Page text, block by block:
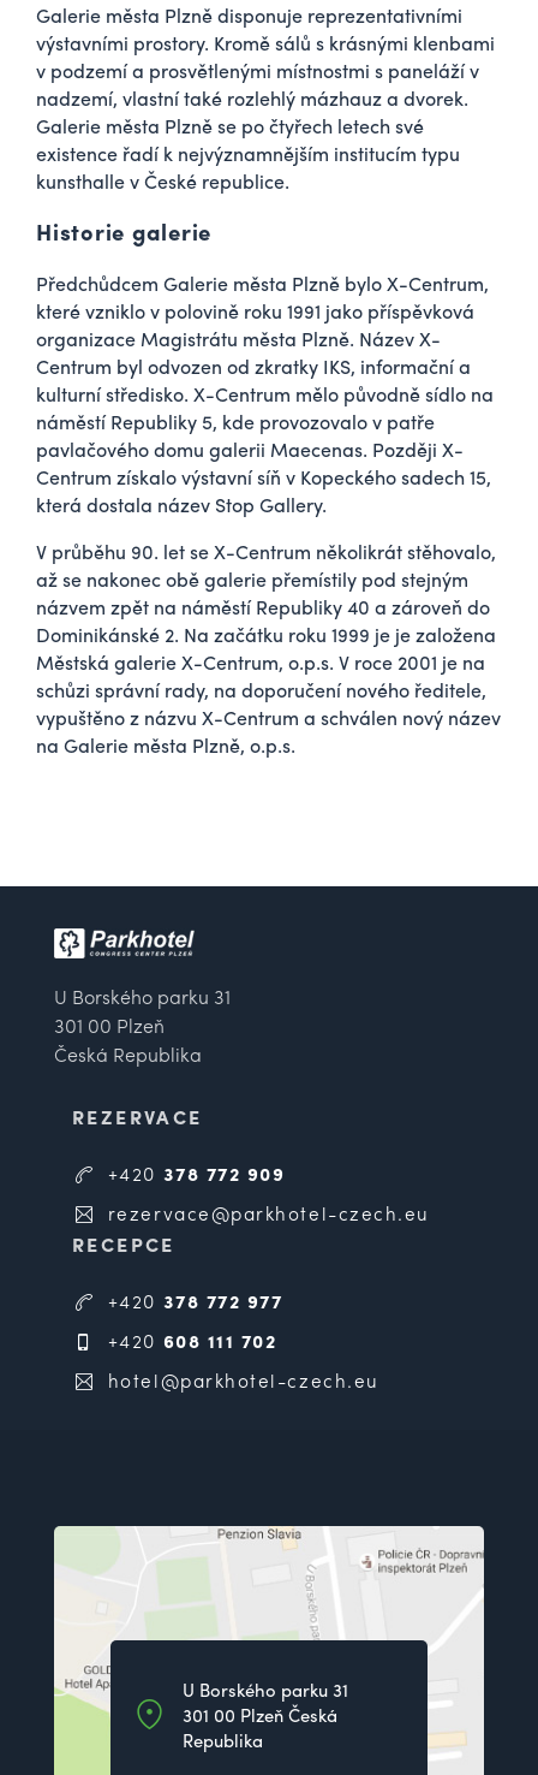
Galerie města Plzně disponuje reprezentativními
výstavními prostory. Kromě sálů s krásnými klenbami
v podzemí a prosvětlenými místnostmi s paneláží v
nadzemí, vlastní také rozlehlý mázhauz a dvorek.
Galerie města Plzně se po čtyřech letech své
existence řadí k nejvýznamnějším institucím typu
kunsthalle v České republice.
Historie galerie
Předchůdcem Galerie města Plzně bylo X-Centrum,
které vzniklo v polovině roku 1991 jako příspěvková
organizace Magistrátu města Plzně. Název X-
Centrum byl odvozen od zkratky IKS, informační a
kulturní středisko. X-Centrum mělo původně sídlo na
náměstí Republiky 5, kde provozovalo v patře
pavlačového domu galerii Maecenas. Později X-
Centrum získalo výstavní síň v Kopeckého sadech 15,
která dostala název Stop Gallery.
V průběhu 90. let se X-Centrum několikrát stěhovalo,
až se nakonec obě galerie přemístily pod stejným
názvem zpět na náměstí Republiky 40 a zároveň do
Dominikánské 2. Na začátku roku 1999 je je založena
Městská galerie X-Centrum, o.p.s. V roce 2001 je na
schůzi správní rady, na doporučení nového ředitele,
vypuštěno z názvu X-Centrum a schválen nový název
na Galerie města Plzně, o.p.s.
U Borského parku 31
301 00 Plzeň
Česká Republika
REZERVACE
+420 378 772 909
rezervace@parkhotel-czech.eu
RECEPCE
+420 378 772 977
+420 608 111 702
hotel@parkhotel-czech.eu
U Borského parku 31
301 00 Plzeň Česká
Republika